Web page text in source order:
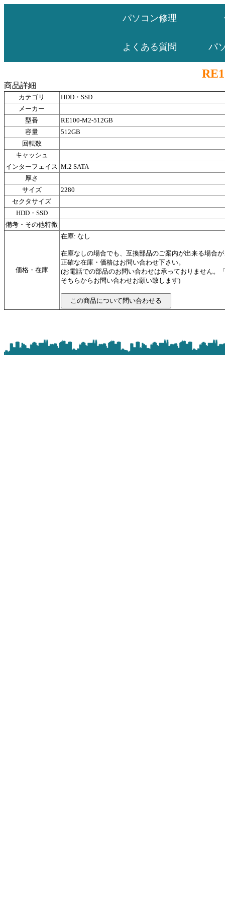
パソコン修理
よくある質問 パ
商品詳細
カテゴリ
HDD・SSD
メーカー
型番
RE100-M2-512GB
容量
512GB
回転数
キャッシュ
インターフェイス M.2 SATA
厚さ
サイズ
2280
セクタサイズ
HDD・SSD
備考・その他特徴
価格・在庫
在庫: なし
在庫なしの場合でも、互換部品のご案内が出来る場合
正確な在庫・価格はお問い合わせ下さい。
(お電話での部品のお問い合わせは承っておりません。
そちらからお問い合わせお願い致します)